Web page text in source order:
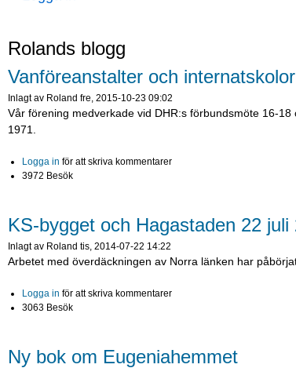
Rolands blogg
Vanföreanstalter och internatskolor
Inlagt av Roland fre, 2015-10-23 09:02
Vår förening medverkade vid DHR:s förbundsmöte 16-
1971.
Logga in för att skriva kommentarer
3972 Besök
KS-bygget och Hagastaden 22 juli
Inlagt av Roland tis, 2014-07-22 14:22
Arbetet med överdäckningen av Norra länken har
Logga in för att skriva kommentarer
3063 Besök
Ny bok om Eugeniahemmet